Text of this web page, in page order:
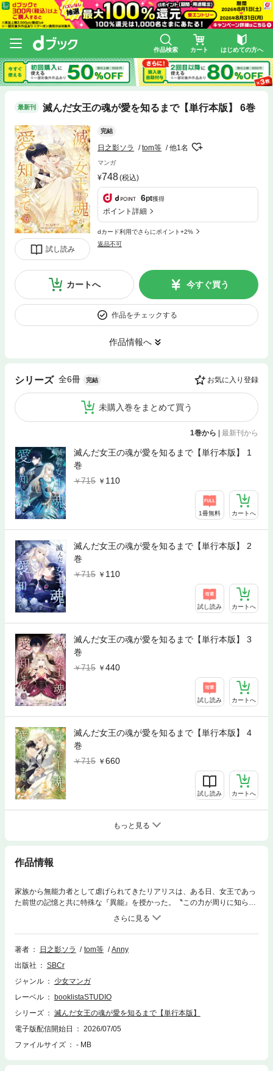
作品検索 カート はじめての方へ
最新刊 滅んだ女王の魂が愛を知るまで【単行本版】 6巻
試し読み
完結
日之影ソラ tom等 他1名
マンガ
748(税込)
6pt獲得
ポイント詳細
dカード利用でさらにポイント+2%
返品不可
カートへ 今すぐ買う
作品をチェックする
作品情報へ
シリーズ 全6冊 完結 お気に入り登録
未購入巻をまとめて買う
1巻から | 最新刊から
滅んだ女王の魂が愛を知るまで【単行本版】 1
巻
715
110
1冊無料 カートへ
滅んだ女王の魂が愛を知るまで【単行本版】 2
巻
715
110
試し読み カートへ
滅んだ女王の魂が愛を知るまで【単行本版】 3
巻
715
440
試し読み カートへ
滅んだ女王の魂が愛を知るまで【単行本版】 4
巻
715
660
試し読み カートへ
もっと見る
作品情報
家族から無能力者として虐げられてきたリアリスは、ある日、女王であっ
た前世の記憶と共に特殊な『異能』を授かった。〝この力が周りに知られ
れば、前世のように利用され、私は不幸な未来を辿るだろう〟そう考えた
リアリスは、異能を隠し、無力なままの令嬢として静かに生きていくと決
めた――はずが、彼女の秘密を知った第六王子エドワードから「俺の婚約
者になれ！」と言われ、リアリスはこの国を揺るがす王位継承権の舞台へ
たらす差別的な世界を変えたい孤独な王子の、ロマンスファンタジー。
著者 日之影ソラ tom等
Anny
出版社
SBCr
ジャンル
少女マンガ
レーベル
booklistaSTUDIO
シリーズ
滅んだ女王の魂が愛を知るまで【単行本版】
電子版配信開始日
2026/07/05
ファイルサイズ
- MB